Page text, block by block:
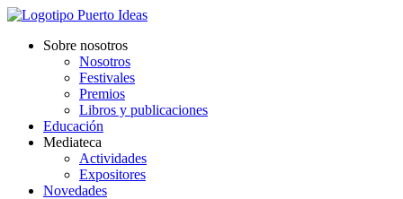
Sobre nosotros
Nosotros
Festivales
Premios
Libros y publicaciones
Educación
Mediateca
Actividades
Expositores
Novedades